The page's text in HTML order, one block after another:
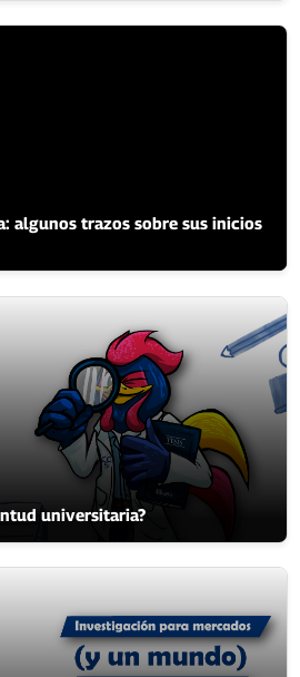
algunos trazos sobre sus inicios
universitaria?